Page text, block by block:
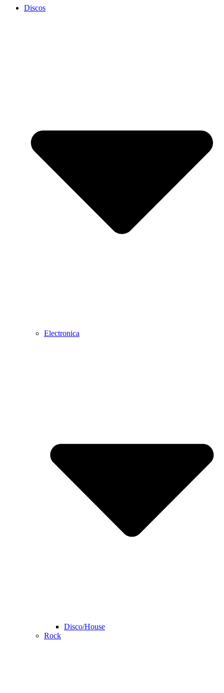
Discos
Electronica
Disco/House
Rock